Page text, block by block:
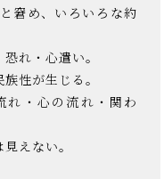
窘め、いろいろな約
れ・心遣い。
性が生じる。
れ・心の流れ・関わ
えない。